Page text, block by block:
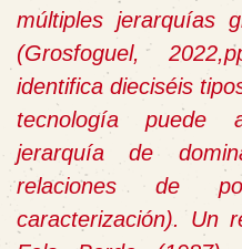
múltiples jerarquías
(Grosfoguel,
identifica dieciséis
tecnología puede
jerarquía de
relaciones de
caracterización). Un